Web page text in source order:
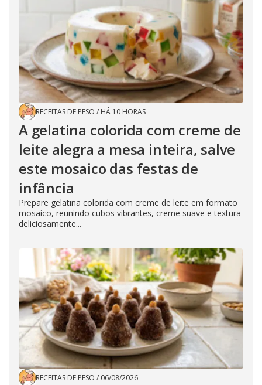
RECEITAS DE PESO / HÁ 10 HORAS
A gelatina colorida com creme de
leite alegra a mesa inteira, salve
este mosaico das festas de
infância
Prepare gelatina colorida com creme de leite em formato
mosaico, reunindo cubos vibrantes, creme suave e textura
deliciosamente...
RECEITAS DE PESO / 06/08/2026